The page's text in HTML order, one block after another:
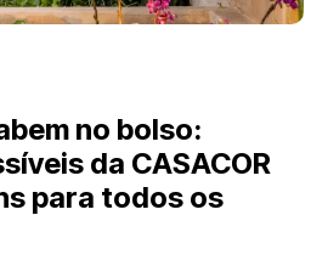
no bolso:
da CASACOR
para todos os